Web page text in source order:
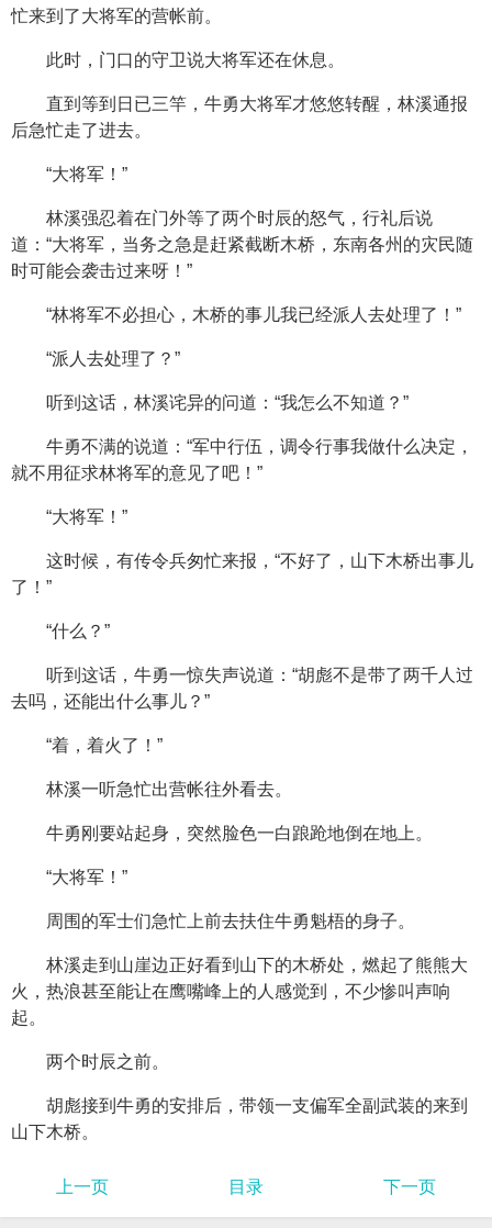
忙来到了大将军的营帐前。
此时，门口的守卫说大将军还在休息。
直到等到日已三竿，牛勇大将军才悠悠转醒，林溪通报
后急忙走了进去。
“大将军！”
林溪强忍着在门外等了两个时辰的怒气，行礼后说
道：“大将军，当务之急是赶紧截断木桥，东南各州的灾民随
时可能会袭击过来呀！”
“林将军不必担心，木桥的事儿我已经派人去处理了！”
“派人去处理了？”
听到这话，林溪诧异的问道：“我怎么不知道？”
牛勇不满的说道：“军中行伍，调令行事我做什么决定，
就不用征求林将军的意见了吧！”
“大将军！”
这时候，有传令兵匆忙来报，“不好了，山下木桥出事儿
了！”
“什么？”
听到这话，牛勇一惊失声说道：“胡彪不是带了两千人过
去吗，还能出什么事儿？”
“着，着火了！”
林溪一听急忙出营帐往外看去。
牛勇刚要站起身，突然脸色一白踉跄地倒在地上。
“大将军！”
周围的军士们急忙上前去扶住牛勇魁梧的身子。
林溪走到山崖边正好看到山下的木桥处，燃起了熊熊大
火，热浪甚至能让在鹰嘴峰上的人感觉到，不少惨叫声响
起。
两个时辰之前。
胡彪接到牛勇的安排后，带领一支偏军全副武装的来到
山下木桥。
上一页 目录 下一页